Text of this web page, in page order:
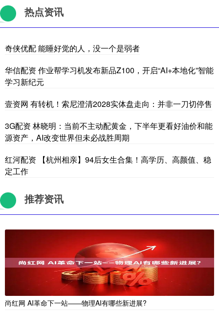
热点资讯
奇侠优配 能睡好觉的人，没一个是弱者
华信配资 作业帮学习机发布新品Z100，开启“AI+本地化”智能
学习新纪元
壹资网 有转机！索尼澄清2028实体盘走向：并非一刀切停售
3G配资 林晓明：当前不主动配黄金，下半年更看好油价和能
源资产，AI改变世界但未必战胜周期
红河配资 【杭州相亲】94后女生合集！高学历、高颜值、稳
定工作
推荐资讯
尚红网 AI革命下一站——物理AI有哪些新进展?